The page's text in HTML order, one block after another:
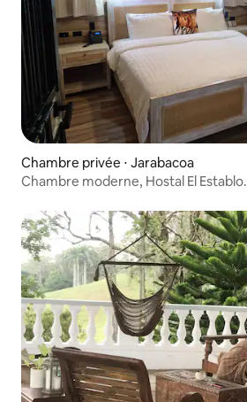
Chambre privée ⋅ Jarabacoa
Chambre moderne, Hostal El Establo.